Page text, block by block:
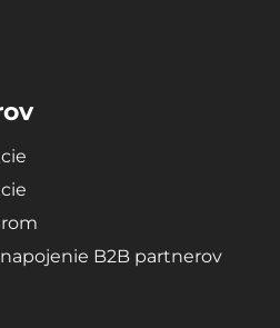
B2B partnerov